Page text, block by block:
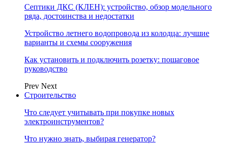
Септики ДКС (КЛЕН): устройство, обзор модельного
ряда, достоинства и недостатки
Устройство летнего водопровода из колодца: лучшие
варианты и схемы сооружения
Как установить и подключить розетку: пошаговое
руководство
Prev Next
Строительство
Что следует учитывать при покупке новых
электроинструментов?
Что нужно знать, выбирая генератор?